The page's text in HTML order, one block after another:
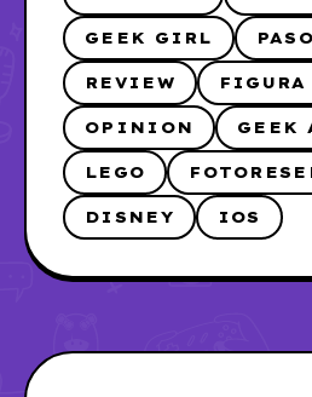
GEEK GIRL
REVIEW
OPINION GEEK
LEGO
DISNEY IOS